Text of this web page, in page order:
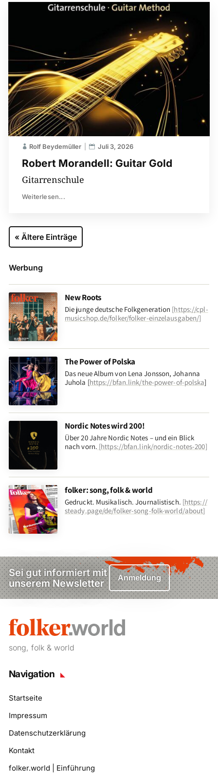
Robert Morandell: Guitar Gold
Rolf Beydemüller Juli 3, 2026
Gitarrenschule
Weiterlesen...
« Ältere Einträge
Werbung
New Roots
Die junge deutsche Folkgeneration [https://cpl-
musicshop.de/folker/folker-einzelausgaben/]
The Power of Polska
Das neue Album von Lena Jonsson, Johanna
Juhola [https://bfan.link/the-power-of-polska]
Nordic Notes wird 200!
Über 20 Jahre Nordic Notes – und ein Blick
nach vorn. [https://bfan.link/nordic-notes-200]
folker: song, folk & world
Gedruckt. Musikalisch. Journalistisch. [https://
steady.page/de/folker-song-folk-world/about]
Sei gut informiert mit
unserem Newsletter
Anmeldung
song, folk & world
Navigation
Startseite
Impressum
Datenschutzerklärung
Kontakt
folker.world | Einführung